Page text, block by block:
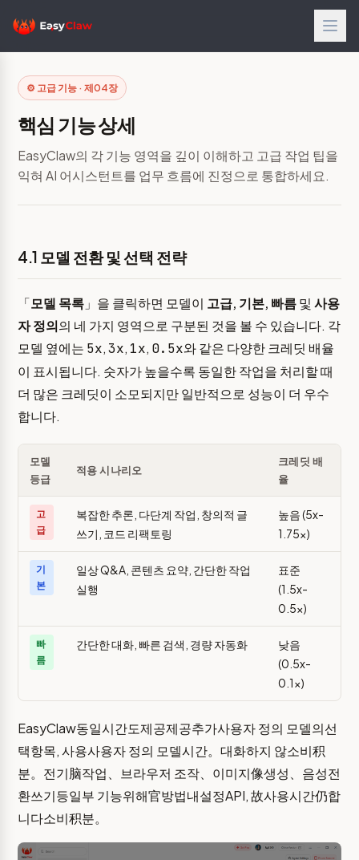
⚙️ 고급 기능 · 제04장
핵심 기능 상세
EasyClaw의 각 기능 영역을 깊이 이해하고 고급 작업 팁을
익혀 AI 어시스턴트를 업무 흐름에 진정으로 통합하세요.
4.1 모델 전환 및 선택 전략
「모델 목록 」을 클릭하면 모델이 고급, 기본, 빠름및 사용
자 정의의 네 가지 영역으로 구분된 것을 볼 수 있습니다. 각
모델 옆에는 5x,3x, 1x, 0.5x와 같은 다양한 크레딧 배율
이 표시됩니다. 숫자가 높을수록 동일한 작업을 처리할 때
더 많은 크레딧이 소모되지만 일반적으로 성능이 더 우수
합니다.
모델
등급
적용 시나리오
크레딧 배
율
고
급
복잡한 추론, 다단계 작업, 창의적 글
쓰기, 코드 리팩토링
높음 (5x-
1.75x)
기
본
일상 Q&A, 콘텐츠 요약, 간단한 작업
실행
표준
(1.5x-
0.5x)
빠
름
간단한 대화, 빠른 검색, 경량 자동화
낮음
(0.5x-
0.1x)
EasyClaw동일시간도제공제공추가사용자 정의 모델의선
택항목, 사용사용자 정의 모델시간。대화하지 않소비积
분。전기脑작업、브라우저 조작、이미지像생성、음성전
환쓰기등일부 기능위해官방법내설정API, 故사용시간仍합
니다소비积분。